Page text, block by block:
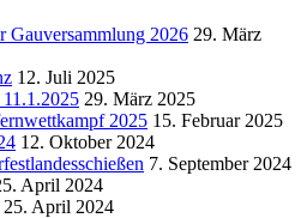
Gauversammlung 2026 29. März
12. Juli 2025
29. März 2025
2025 15. Februar 2025
12. Oktober 2024
7. September 2024
April 2024
25. April 2024